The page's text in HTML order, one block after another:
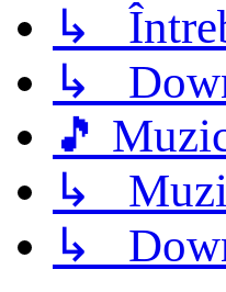
↳
↳
🎵
↳
↳